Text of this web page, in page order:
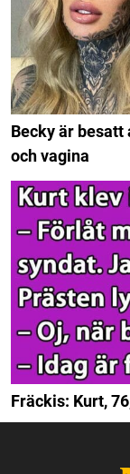
Becky är
och vagina
Fräckis: Kurt,